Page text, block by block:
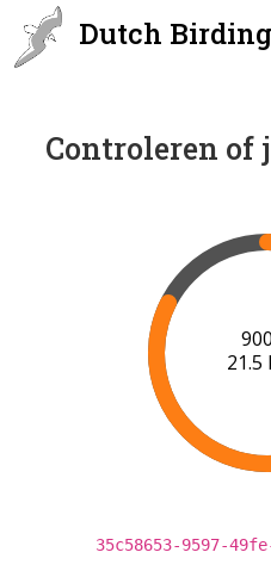
Dutch Birding
Controleren of
21.6
35c58653-9597-